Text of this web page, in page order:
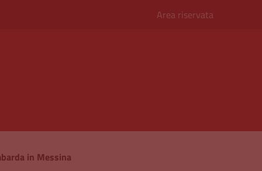
Area riservata
in Messina